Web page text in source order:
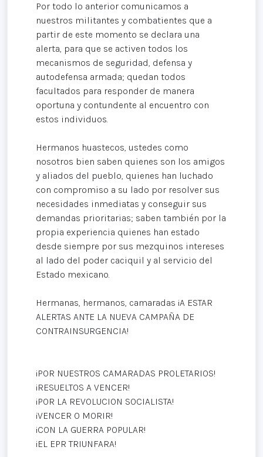
Por todo lo anterior comunicamos a
nuestros militantes y combatientes que a
partir de este momento se declara una
alerta, para que se activen todos los
mecanismos de seguridad, defensa y
autodefensa armada; quedan todos
facultados para responder de manera
oportuna y contundente al encuentro con
estos individuos.
Hermanos huastecos, ustedes como
nosotros bien saben quienes son los amigos
y aliados del pueblo, quienes han luchado
con compromiso a su lado por resolver sus
necesidades inmediatas y conseguir sus
demandas prioritarias; saben también por la
propia experiencia quienes han estado
desde siempre por sus mezquinos intereses
al lado del poder caciquil y al servicio del
Estado mexicano.
Hermanas, hermanos, camaradas ¡A ESTAR
ALERTAS ANTE LA NUEVA CAMPAÑA DE
CONTRAINSURGENCIA!
¡POR NUESTROS CAMARADAS PROLETARIOS!
¡RESUELTOS A VENCER!
¡POR LA REVOLUCION SOCIALISTA!
¡VENCER O MORIR!
¡CON LA GUERRA POPULAR!
¡EL EPR TRIUNFARA!